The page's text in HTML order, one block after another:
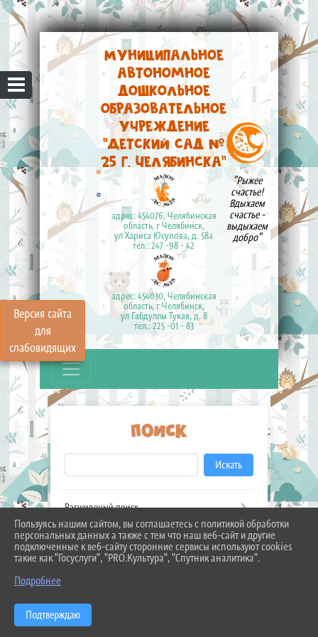
Версия сайта
для
слабовидящих
Муниципальное
автономное
дошкольное
образовательное
учреждение
"Детский сад №
25 г. Челябинска"
адрес: 454076, Челябинская
область, г Челябинск,
ул Хариса Юсупова, д. 58а
тел.: 247 -98 - 42
адрес: 454030, Челябинская
область, г Челябинск,
ул Габдуллы Тукая, д. 8
тел.: 225 -01 - 83
"Рыжее
счастье!
Вдыхаем
счастье -
выдыхаем
добро"
ПОИСК
Искать
Расширеный поиск
ВВЕДИТЕ СВОЙ ПОИСКОВЫЙ
Пользуясь нашим сайтом, вы соглашаетесь с политикой обработки
персональных данных а также с тем что наш веб-сайт и другие
подключенные к веб-сайту сторонние сервисы используют cookies
такие как "Госуслуги", "PRO.Культура", "Спутник аналитика".
Подробнее
Подтверждаю